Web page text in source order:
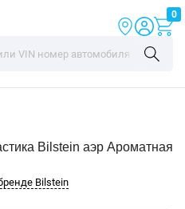
0
Bilstein аэр Ароматная
Bilstein